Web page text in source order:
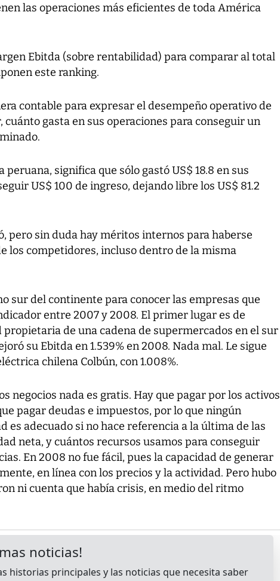
las operaciones más eficientes de toda América
Ebitda (sobre rentabilidad) para comparar al total
este ranking.
contable para expresar el desempeño operativo de
cuánto gasta en sus operaciones para conseguir un
peruana, significa que sólo gastó US$ 18.8 en sus
US$ 100 de ingreso, dejando libre los US$ 81.2
pero sin duda hay méritos internos para haberse
los competidores, incluso dentro de la misma
sur del continente para conocer las empresas que
entre 2007 y 2008. El primer lugar es de
propietaria de una cadena de supermercados en el sur
su Ebitda en 1.539% en 2008. Nada mal. Le sigue
chilena Colbún, con 1.008%.
negocios nada es gratis. Hay que pagar por los activos
pagar deudas e impuestos, por lo que ningún
es adecuado si no hace referencia a la última de las
neta, y cuántos recursos usamos para conseguir
En 2008 no fue fácil, pues la capacidad de generar
en línea con los precios y la actividad. Pero hubo
ni cuenta que había crisis, en medio del ritmo